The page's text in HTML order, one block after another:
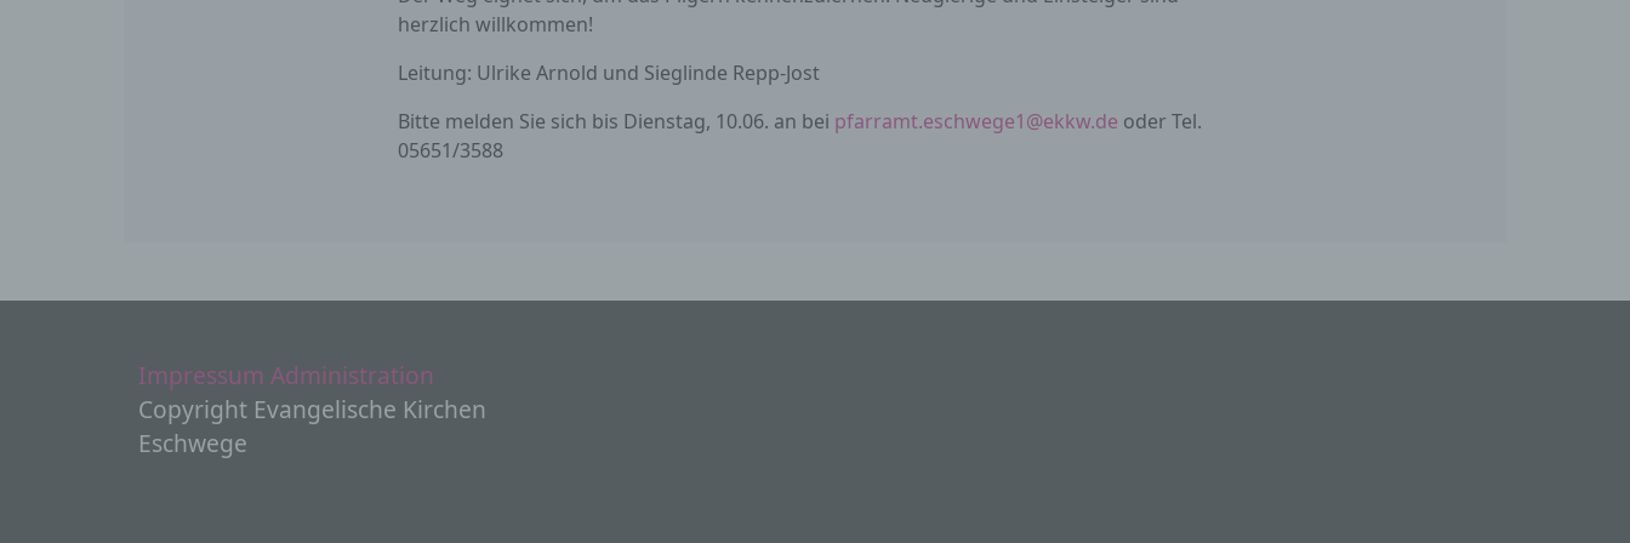
herzlich willkommen!
Leitung: Ulrike Arnold und Sieglinde Repp-Jost
Bitte melden Sie sich bis Dienstag, 10.06. an bei pfarramt.eschwege1@ekkw.de oder Tel.
05651/3588
Impressum Administration
Copyright Evangelische Kirchen
Eschwege
Verantwortlichen verarbeitet werden.
c) Verarbeitung
Verknüpfung, die Einschränkung, das Löschen oder die Vernichtung.